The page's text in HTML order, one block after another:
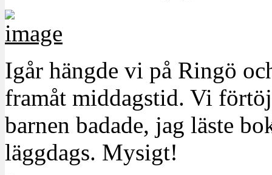
Igår hängde vi på Ringö
framåt middagstid. Vi
barnen badade, jag läste
läggdags. Mysigt!